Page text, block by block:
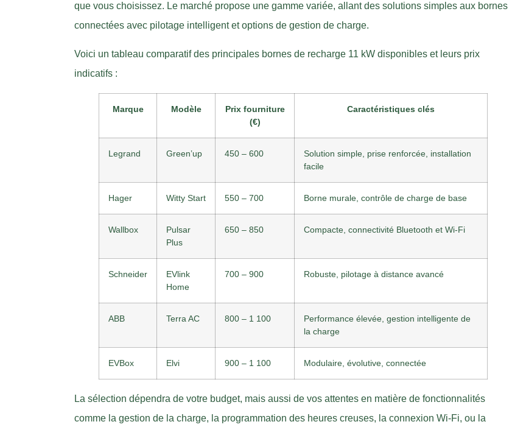
que vous choisissez. Le marché propose une gamme variée, allant des solutions simples aux bornes
connectées avec pilotage intelligent et options de gestion de charge.
Voici un tableau comparatif des principales bornes de recharge 11 kW disponibles et leurs prix
indicatifs :
Marque Modèle
Prix fourniture
(€)
Caractéristiques clés
Legrand Green’up 450 – 600
Solution simple, prise renforcée, installation
facile
Hager Witty Start 550 – 700 Borne murale, contrôle de charge de base
Wallbox
Pulsar
Plus
650 – 850 Compacte, connectivité Bluetooth et Wi-Fi
Schneider
EVlink
Home
700 – 900 Robuste, pilotage à distance avancé
ABB Terra AC 800 – 1 100
Performance élevée, gestion intelligente de
la charge
EVBox Elvi 900 – 1 100 Modulaire, évolutive, connectée
La sélection dépendra de votre budget, mais aussi de vos attentes en matière de fonctionnalités
comme la gestion de la charge, la programmation des heures creuses, la connexion Wi-Fi, ou la